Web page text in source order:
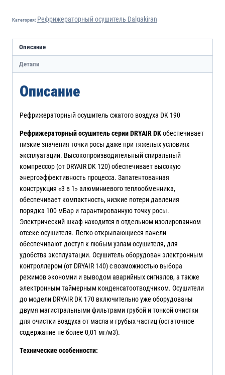
Категория: Рефрижераторный осушитель Dalgakiran
Описание
Детали
Описание
Рефрижераторный осушитель сжатого воздуха DK 190
Рефрижераторный осушитель серии DRYAIR DKобеспечивает
низкие значения точки росы даже при тяжелых условиях
эксплуатации. Высокопроизводительный спиральный
компрессор (от DRYAIR DK 120) обеспечивает высокую
энергоэффективность процесса. Запатентованная
конструкция «3 в 1» алюминиевого теплообменника,
обеспечивает компактность, низкие потери давления
порядка 100 мБар и гарантированную точку росы.
Электрический шкаф находится в отдельном изолированном
отсеке осушителя. Легко открывающиеся панели
обеспечивают доступ к любым узлам осушителя, для
удобства эксплуатации. Осушитель оборудован электронным
контроллером (от DRYAIR 140) с возможностью выбора
режимов экономии и выводом аварийных сигналов, а также
электронным таймерным конденсатоотводчиком. Осушители
до модели DRYAIR DK 170 включительно уже оборудованы
двумя магистральными фильтрами грубой и тонкой очистки
для очистки воздуха от масла и грубых частиц (остаточное
содержание не более 0,01 мг/м3).
Технические особенности: